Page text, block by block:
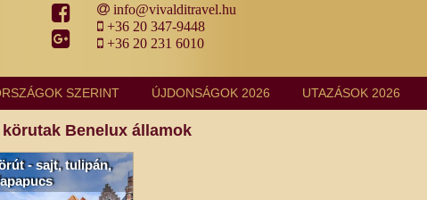
info@vivalditravel.hu
+36 20 347-9448
+36 20 231 6010
SZERINT ÚJDONSÁGOK 2026 UTAZÁSOK 2026
Benelux államok
- sajt, tulipán,